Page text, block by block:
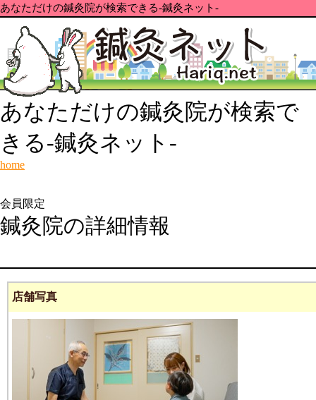
あなただけの鍼灸院が検索できる-鍼灸ネット-
あなただけの鍼灸院が検索で
きる-鍼灸ネット-
home
会員限定
鍼灸院の詳細情報
店舗写真